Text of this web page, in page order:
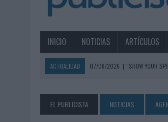
INICIO NOTICIAS ARTÍCULOS
ACTUALIDAD 07/08/2026 | ‘SHOW YOUR
07/08/2026 | MG SPIRIT RELANZA SU MARCA
EL PUBLICISTA NOTICIAS